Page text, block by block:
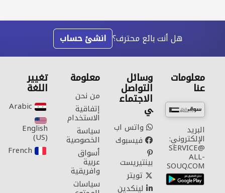
هل أنت بائع محترف؟ انشئ حساب
معلومات
عنا
البريد
الإلكتروني:
SERVICE@
ALL-
SOUQ.COM
وسائل
التواصل
الاجتماع
ي
واتس اب
فيسبوك
بينتيريست
تويتر
لينكدين
معلومة
من نحن
إتفاقية
الاستخدام
سياسة
الخصوصية
أسواق
عربية
وافريقية
سياسات
تغيير
اللغة
Arabic‎
English
(US)‎
French‎